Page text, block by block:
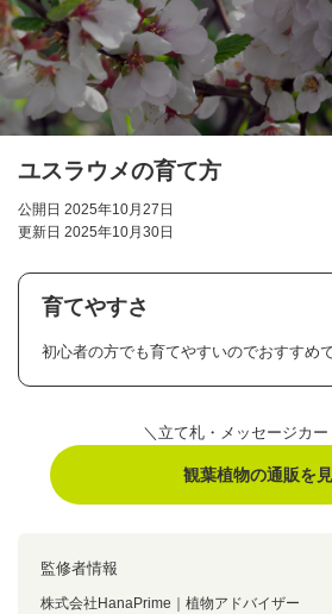
ユスラウメの育て方
公開日 2025年10月27日
更新日 2025年10月30日
育てやすさ
初心者の方でも育てやすいのでおすすめで
＼立て札・メッセージカー
観葉植物の通販を
監修者情報
株式会社HanaPrime｜植物アドバイザー